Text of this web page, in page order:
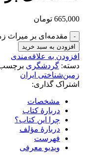
665,000 تومان
مقدمه‌‌ای بر میراث
افزودن به سبد خرید
افزودن به علاقه‌مندی
دسته: گردشگری
زمین‌شناختی ایران
اشتراک گذاری:
مشخصات
دربارۀ کتاب
چرا این کتاب؟
دربارۀ مؤلف
فهرست
ویدیو معرفی